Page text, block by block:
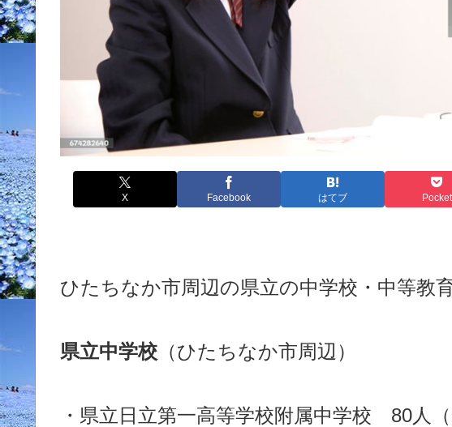
X Facebook はてブ Pocket
ひたちなか市周辺の県立の中学校・中等教
県立中学校 （ひたちなか市周辺）
・県立日立第一高等学校附属中学校 80人（